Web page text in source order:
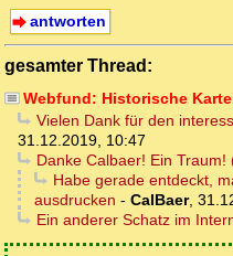
antworten
gesamter Thread:
Webfund: Historische
Vielen Dank für den
31.12.2019, 10:47
Danke Calbaer! Ein Traum!
Habe gerade entdeckt,
ausdrucken - CalBaer,
Ein anderer Schatz im